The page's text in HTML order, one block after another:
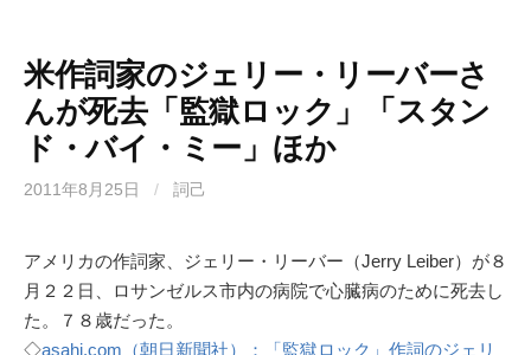
米作詞家のジェリー・リーバーさ
んが死去「監獄ロック」「スタン
ド・バイ・ミー」ほか
2011年8月25日 / 詞己
アメリカの作詞家、ジェリー・リーバー（Jerry Leiber）が８
月２２日、ロサンゼルス市内の病院で心臓病のために死去し
た。７８歳だった。
◇asahi.com（朝日新聞社）：「監獄ロック」作詞のジェリ